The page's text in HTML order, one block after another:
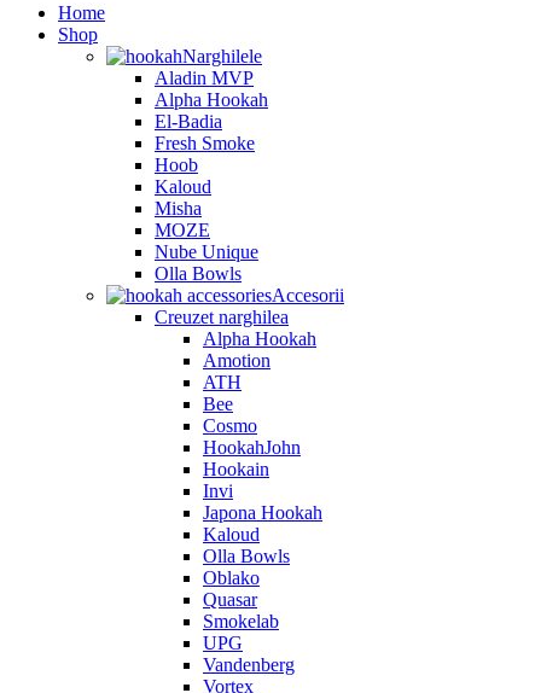
Home
Shop
Narghilele
Aladin MVP
Alpha Hookah
El-Badia
Fresh Smoke
Hoob
Kaloud
Misha
MOZE
Nube Unique
Olla Bowls
Accesorii
Creuzet narghilea
Alpha Hookah
Amotion
ATH
Bee
Cosmo
HookahJohn
Hookain
Invi
Japona Hookah
Kaloud
Olla Bowls
Oblako
Quasar
Smokelab
UPG
Vandenberg
Vortex